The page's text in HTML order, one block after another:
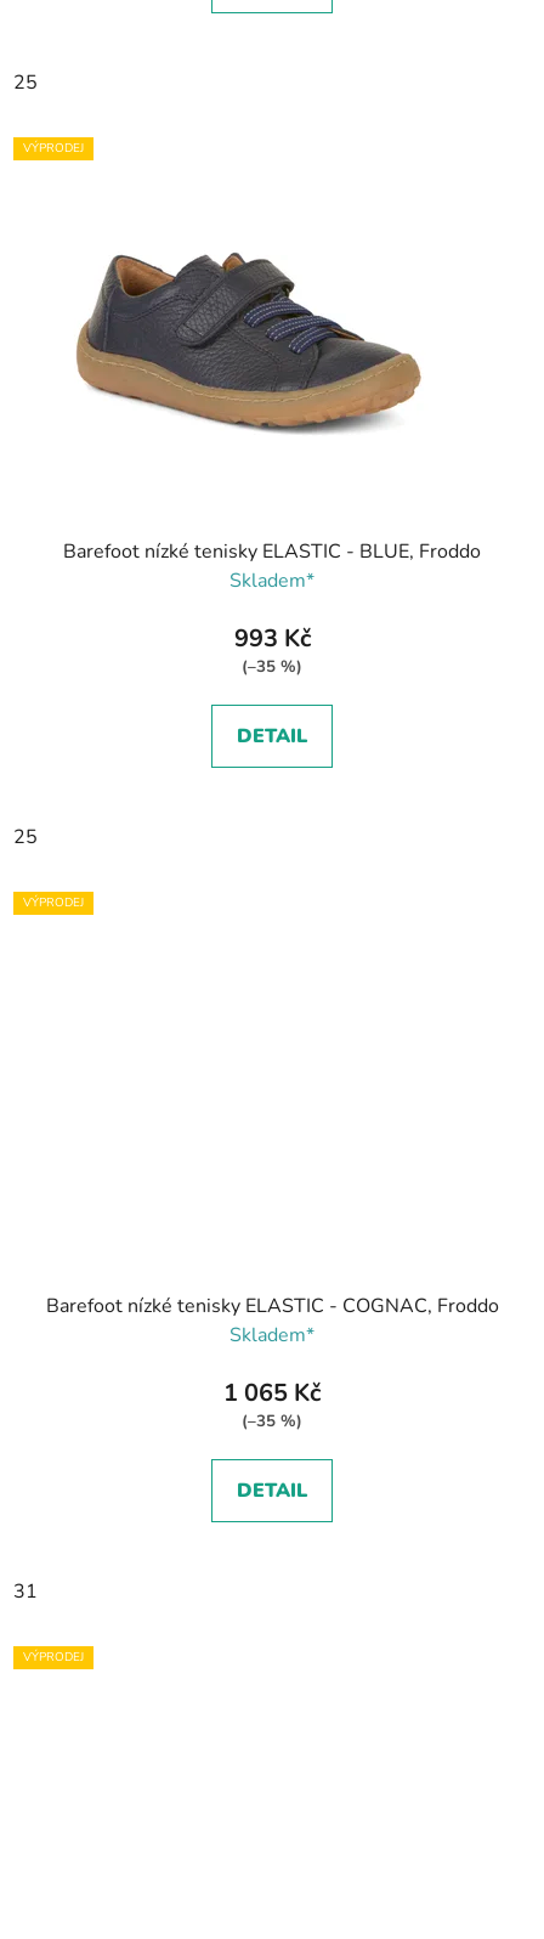
25
VÝPRODEJ
Barefoot nízké tenisky ELASTIC - BLUE, Froddo
Skladem*
993 Kč
(–35 %)
DETAIL
25
VÝPRODEJ
Barefoot nízké tenisky ELASTIC - COGNAC, Froddo
Skladem*
1 065 Kč
(–35 %)
DETAIL
31
VÝPRODEJ